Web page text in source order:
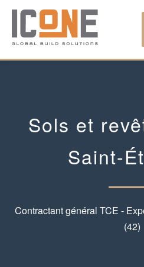
Sols et
Saint-
Contractant général TCE -
(42)